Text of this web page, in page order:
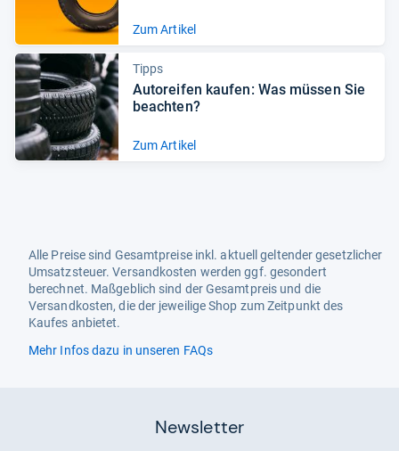
Zum Artikel
Tipps
Auto­rei­fen kau­fen: Was müs­sen Sie
beach­ten?
Zum Artikel
Alle Preise sind Gesamtpreise inkl. aktuell geltender gesetzlicher
Umsatzsteuer. Versandkosten werden ggf. gesondert
berechnet. Maßgeblich sind der Gesamtpreis und die
Versandkosten, die der jeweilige Shop zum Zeitpunkt des
Kaufes anbietet.
Mehr Infos dazu in unseren FAQs
Newsletter